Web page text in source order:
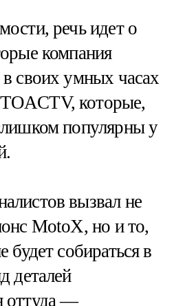
речь идет о
компания
в своих умных часах
которые,
популярны у
вызвал не
MotoX, но и то,
будет собираться в
деталей
оттуда —